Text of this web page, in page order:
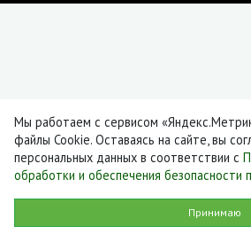
Мы работаем с сервисом
файлы Cookie. Оставаясь на сайте, вы
персональных данных в соответствии с
обработки и обеспечения безопасности
Принимаю